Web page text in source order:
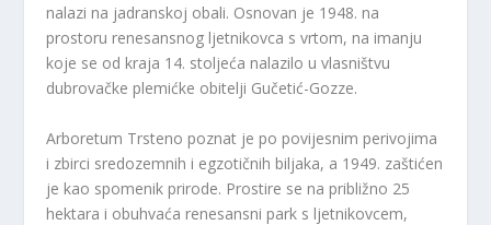
nalazi na jadranskoj obali. Osnovan je 1948. na
prostoru renesansnog ljetnikovca s vrtom, na imanju
koje se od kraja 14. stoljeća nalazilo u vlasništvu
dubrovačke plemićke obitelji Gučetić-Gozze.
Arboretum Trsteno poznat je po povijesnim perivojima
i zbirci sredozemnih i egzotičnih biljaka, a 1949. zaštićen
je kao spomenik prirode. Prostire se na približno 25
hektara i obuhvaća renesansni park s ljetnikovcem,